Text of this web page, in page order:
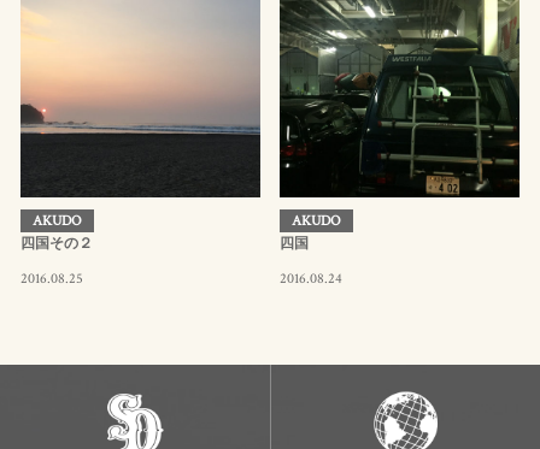
AKUDO
四国その２
2016.08.25
AKUDO
四国
2016.08.24